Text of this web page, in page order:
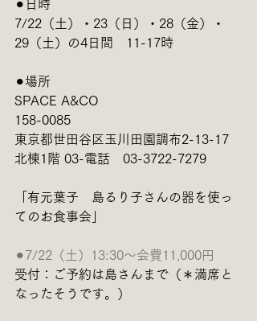
⚫︎日時
7/22（土）・23（日）・28（金）・
29（土）の4日間　11-17時
⚫︎場所
SPACE A&CO
158-0085
東京都世田谷区玉川田園調布2-13-17
北棟1階 03-電話　03-3722-7279
「有元葉子　島るり子さんの器を使っ
てのお食事会」
⚫︎7/22（土）13:30〜会費11,000円
受付：ご予約は島さんまで（＊満席と
なったそうです。）